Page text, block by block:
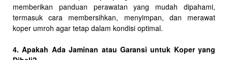
memberikan panduan perawatan yang mudah dipahami,
termasuk cara membersihkan, menyimpan, dan merawat
koper umroh agar tetap dalam kondisi optimal.
4. Apakah Ada Jaminan atau Garansi untuk Koper yang